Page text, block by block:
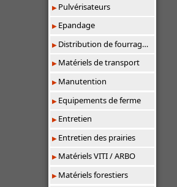
Pulvérisateurs
Epandage
Distribution de fourrages/paillage
Matériels de transport
Manutention
Equipements de ferme
Entretien
Entretien des prairies
Matériels VITI / ARBO
Matériels forestiers